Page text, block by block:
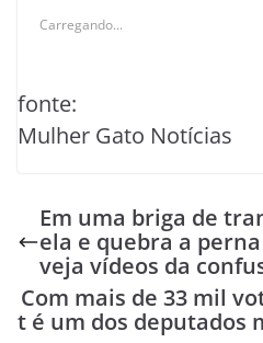
Carregando...
fonte:
Mulher Gato Notícias
Em uma briga de
ela e quebra a
veja vídeos da
Com mais de 33 mil
t é um dos deputados